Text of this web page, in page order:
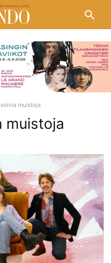
muistoja
muistoja